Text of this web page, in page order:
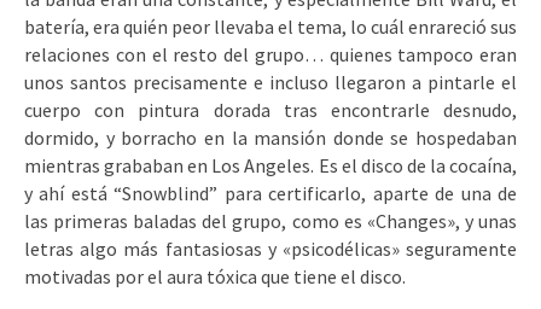
batería, era quién peor llevaba el tema, lo cuál enrareció sus
relaciones con el resto del grupo… quienes tampoco eran
unos santos precisamente e incluso llegaron a pintarle el
cuerpo con pintura dorada tras encontrarle desnudo,
dormido, y borracho en la mansión donde se hospedaban
mientras grababan en Los Angeles. Es el disco de la cocaína,
y ahí está “Snowblind” para certificarlo, aparte de una de
las primeras baladas del grupo, como es «Changes», y unas
letras algo más fantasiosas y «psicodélicas» seguramente
motivadas por el aura tóxica que tiene el disco.